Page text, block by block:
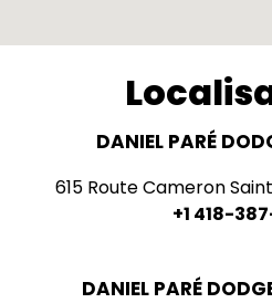
DANIEL PARÉ
615 Route Cameron
+1 418-
DANIEL PARÉ